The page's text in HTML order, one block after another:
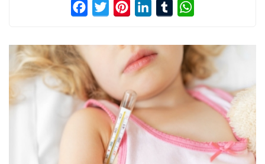
FacebookTwitterPinterestLinkedInTumblr